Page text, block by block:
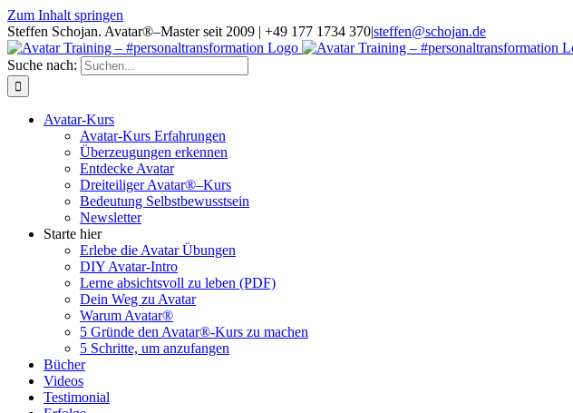
Zum Inhalt springen
Steffen Schojan. Avatar®–Master seit 2009 | +49 177 1734 370|steffen@schojan.de
Suche nach:
Avatar-Kurs
Avatar-Kurs Erfahrungen
Überzeugungen erkennen
Entdecke Avatar
Dreiteiliger Avatar®–Kurs
Bedeutung Selbstbewusstsein
Newsletter
Starte hier
Erlebe die Avatar Übungen
DIY Avatar-Intro
Lerne absichtsvoll zu leben (PDF)
Dein Weg zu Avatar
Warum Avatar®
5 Gründe den Avatar®-Kurs zu machen
5 Schritte, um anzufangen
Bücher
Videos
Testimonial